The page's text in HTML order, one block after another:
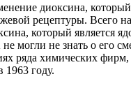
диоксина,
рецептуры.
который является
могли не знать о его
ряда химических фирм,
1963 году.